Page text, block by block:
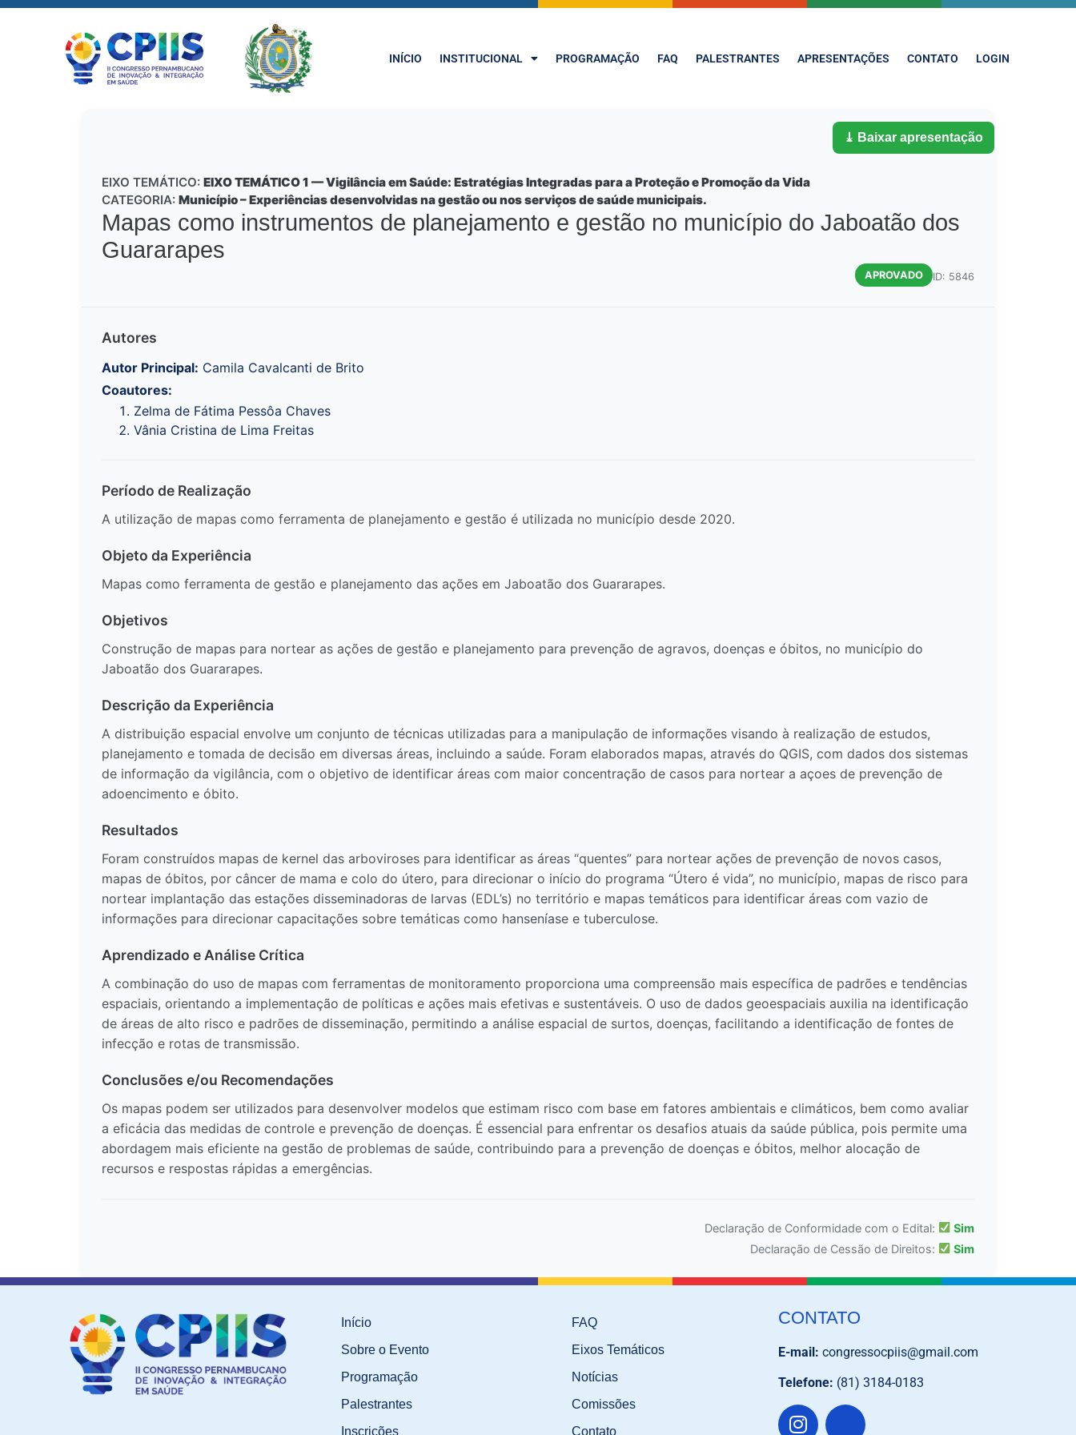
INÍCIO INSTITUCIONAL PROGRAMAÇÃO FAQ PALESTRANTES APRESENTAÇÕES CONTATO LOGIN
⤓ Baixar apresentação
EIXO TEMÁTICO: EIXO TEMÁTICO 1 — Vigilância em Saúde: Estratégias Integradas para a Proteção e Promoção da Vida
CATEGORIA: Município – Experiências desenvolvidas na gestão ou nos serviços de saúde municipais.
Mapas como instrumentos de planejamento e gestão no município do Jaboatão dos
Guararapes
APROVADO ID: 5846
Autores
Autor Principal: Camila Cavalcanti de Brito
Coautores:
Zelma de Fátima Pessôa Chaves
Vânia Cristina de Lima Freitas
Período de Realização
A utilização de mapas como ferramenta de planejamento e gestão é utilizada no município desde 2020.
Objeto da Experiência
Mapas como ferramenta de gestão e planejamento das ações em Jaboatão dos Guararapes.
Objetivos
Construção de mapas para nortear as ações de gestão e planejamento para prevenção de agravos, doenças e óbitos, no município do
Jaboatão dos Guararapes.
Descrição da Experiência
A distribuição espacial envolve um conjunto de técnicas utilizadas para a manipulação de informações visando à realização de estudos,
planejamento e tomada de decisão em diversas áreas, incluindo a saúde. Foram elaborados mapas, através do QGIS, com dados dos sistemas
de informação da vigilância, com o objetivo de identificar áreas com maior concentração de casos para nortear a açoes de prevenção de
adoencimento e óbito.
Resultados
Foram construídos mapas de kernel das arboviroses para identificar as áreas “quentes” para nortear ações de prevenção de novos casos,
mapas de óbitos, por câncer de mama e colo do útero, para direcionar o início do programa “Útero é vida”, no município, mapas de risco para
nortear implantação das estações disseminadoras de larvas (EDL’s) no território e mapas temáticos para identificar áreas com vazio de
informações para direcionar capacitações sobre temáticas como hanseníase e tuberculose.
Aprendizado e Análise Crítica
A combinação do uso de mapas com ferramentas de monitoramento proporciona uma compreensão mais específica de padrões e tendências
espaciais, orientando a implementação de políticas e ações mais efetivas e sustentáveis. O uso de dados geoespaciais auxilia na identificação
de áreas de alto risco e padrões de disseminação, permitindo a análise espacial de surtos, doenças, facilitando a identificação de fontes de
infecção e rotas de transmissão.
Conclusões e/ou Recomendações
Os mapas podem ser utilizados para desenvolver modelos que estimam risco com base em fatores ambientais e climáticos, bem como avaliar
a eficácia das medidas de controle e prevenção de doenças. É essencial para enfrentar os desafios atuais da saúde pública, pois permite uma
abordagem mais eficiente na gestão de problemas de saúde, contribuindo para a prevenção de doenças e óbitos, melhor alocação de
recursos e respostas rápidas a emergências.
Declaração de Conformidade com o Edital:
Sim
Declaração de Cessão de Direitos:
Sim
Início
Sobre o Evento
Programação
Palestrantes
Inscrições
FAQ
Eixos Temáticos
Notícias
Comissões
Contato
CONTATO
E-mail: congressocpiis@gmail.com
Telefone: (81) 3184-0183